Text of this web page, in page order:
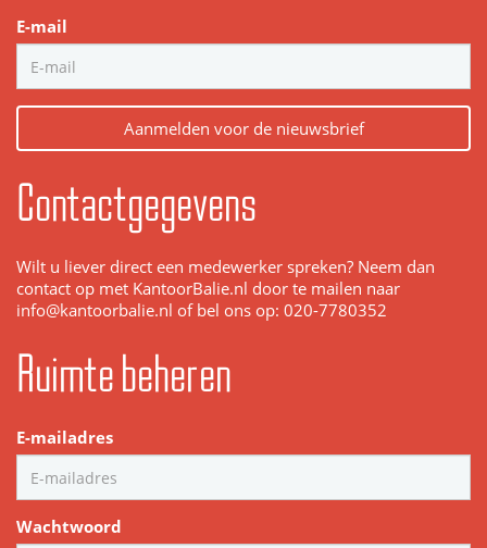
E-mail
Aanmelden voor de nieuwsbrief
Contactgegevens
Wilt u liever direct een medewerker spreken? Neem dan
contact op met KantoorBalie.nl door te mailen naar
info@kantoorbalie.nl of bel ons op: 020-7780352
Ruimte beheren
E-mailadres
Wachtwoord